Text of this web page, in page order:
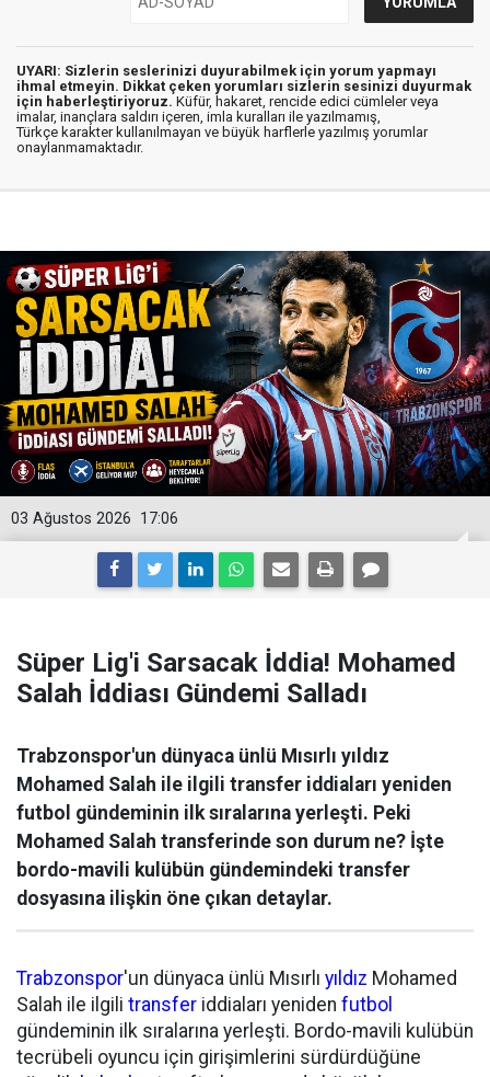
UYARI: Sizlerin seslerinizi duyurabilmek için yorum yapmayı
ihmal etmeyin. Dikkat çeken yorumları sizlerin sesinizi duyurmak
için haberleştiriyoruz. Küfür, hakaret, rencide edici cümleler veya
imalar, inançlara saldırı içeren, imla kuralları ile yazılmamış,
Türkçe karakter kullanılmayan ve büyük harflerle yazılmış yorumlar
onaylanmamaktadır.
17:06
03 Ağustos 2026
Süper Lig'i Sarsacak İddia! Mohamed
Salah İddiası Gündemi Salladı
Trabzonspor'un dünyaca ünlü Mısırlı yıldız
Mohamed Salah ile ilgili transfer iddiaları yeniden
futbol gündeminin ilk sıralarına yerleşti. Peki
Mohamed Salah transferinde son durum ne? İşte
bordo-mavili kulübün gündemindeki transfer
dosyasına ilişkin öne çıkan detaylar.
Trabzonspor'un dünyaca ünlü Mısırlı yıldız Mohamed
Salah ile ilgili transfer iddiaları yeniden futbol
gündeminin ilk sıralarına yerleşti. Bordo-mavili kulübün
tecrübeli oyuncu için girişimlerini sürdürdüğüne